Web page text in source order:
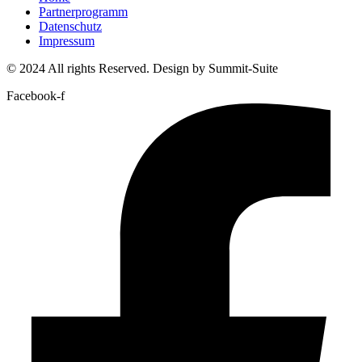
Partnerprogramm
Datenschutz
Impressum
© 2024 All rights Reserved. Design by Summit-Suite
Facebook-f